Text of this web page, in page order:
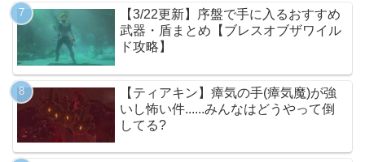
【3/22更新】序盤で手に入るおすすめ
武器・盾まとめ【ブレスオブザワイル
ド攻略】
【ティアキン】瘴気の手(瘴気魔)が強
いし怖い件......みんなはどうやって倒
してる?